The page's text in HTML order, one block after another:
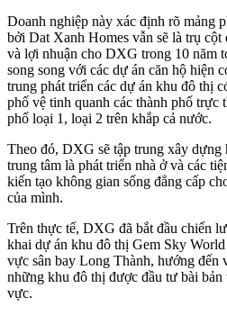
Doanh nghiệp này xác định rõ mảng
bởi Dat Xanh Homes vẫn sẽ là trụ
và lợi nhuận cho DXG trong 10 năm
song song với các dự án căn hộ hiện
trung phát triển các dự án khu đô thị
phố vệ tinh quanh các thành phố trực
phố loại 1, loại 2 trên khắp cả nước.
Theo đó, DXG sẽ tập trung xây dựng
trung tâm là phát triển nhà ở và các
kiến tạo không gian sống đẳng cấp
của mình.
Trên thực tế, DXG đã bắt đầu chiến
khai dự án khu đô thị Gem Sky
vực sân bay Long Thành, hướng đến
những khu đô thị được đầu tư bài
vực.